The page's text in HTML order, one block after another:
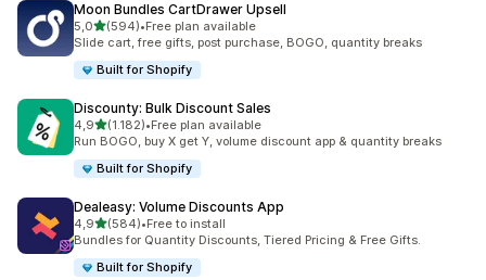
Moon Bundles CartDrawer Upsell
5,05 yıldız üzerinden
(594)
toplam 594 değerlendirme
•Free plan available
Slide cart, free gifts, post purchase, BOGO, quantity breaks
Built for Shopify
Discounty: Bulk Discount Sales
4,95 yıldız üzerinden
(1.182)
toplam 1182 değerlendirme
•Free plan available
Run BOGO, buy X get Y, volume discount app & quantity breaks
Built for Shopify
Dealeasy: Volume Discounts App
4,95 yıldız üzerinden
(584)
toplam 584 değerlendirme
•Free to install
Bundles for Quantity Discounts, Tiered Pricing & Free Gifts.
Built for Shopify